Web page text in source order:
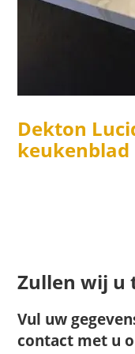
Dekton
keukenblad
Zullen wij u
Vul uw
contact met u